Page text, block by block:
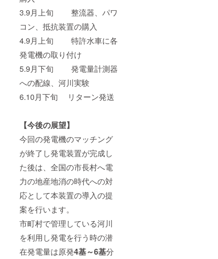
3.9月上旬 整流器、パワ
コン、抵抗装置の購入
4.9月上旬 特許水車に各
発電機の取り付け
5.9月下旬 発電量計測器
への配線、河川実験
6.10月下旬 リターン発送
【今後の展望】
今回の発電機のマッチング
が終了し発電装置が完成し
た後は、全国の市長村へ電
力の地産地消の時代への対
応として本装置の導入の提
案を行います。
市町村で管理している河川
を利用し発電を行う時の潜
在発電量は原発4基～6基分